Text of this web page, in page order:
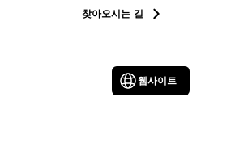
찾아오시는 길
웹사이트